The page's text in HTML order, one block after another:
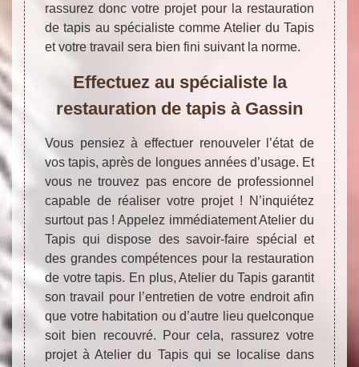
rassurez donc votre projet pour la restauration
de tapis au spécialiste comme Atelier du Tapis
et votre travail sera bien fini suivant la norme.
Effectuez au spécialiste la
restauration de tapis à Gassin
Vous pensiez à effectuer renouveler l’état de
vos tapis, après de longues années d’usage. Et
vous ne trouvez pas encore de professionnel
capable de réaliser votre projet ! N’inquiétez
surtout pas ! Appelez immédiatement Atelier du
Tapis qui dispose des savoir-faire spécial et
des grandes compétences pour la restauration
de votre tapis. En plus, Atelier du Tapis garantit
son travail pour l’entretien de votre endroit afin
que votre habitation ou d’autre lieu quelconque
soit bien recouvré. Pour cela, rassurez votre
projet à Atelier du Tapis qui se localise dans